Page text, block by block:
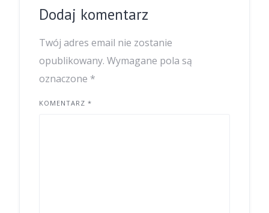
Dodaj komentarz
Twój adres email nie zostanie
opublikowany. Wymagane pola są
oznaczone *
KOMENTARZ *